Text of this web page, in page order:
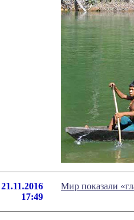
21.11.2016
17:49
Мир показали